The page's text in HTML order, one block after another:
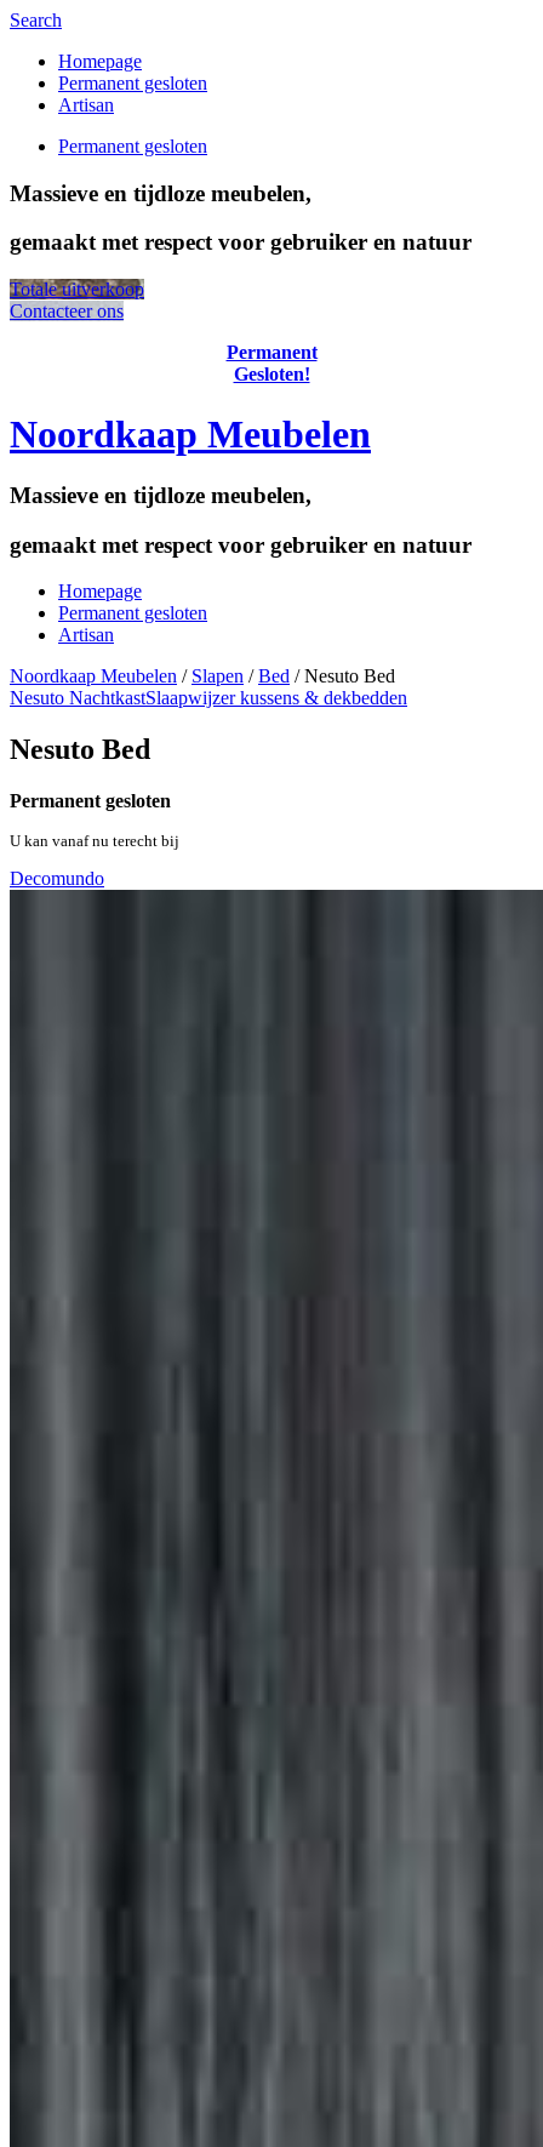
Search
Homepage
Permanent gesloten
Artisan
Permanent gesloten
Massieve en tijdloze meubelen,
gemaakt met respect voor gebruiker en natuur
Totale uitverkoop
Contacteer ons
Permanent
Gesloten!
Noordkaap Meubelen
Massieve en tijdloze meubelen,
gemaakt met respect voor gebruiker en natuur
Homepage
Permanent gesloten
Artisan
Noordkaap Meubelen / Slapen /Bed /Nesuto Bed
Nesuto NachtkastSlaapwijzer kussens & dekbedden
Nesuto Bed
Permanent gesloten
U kan vanaf nu terecht bij
Decomundo